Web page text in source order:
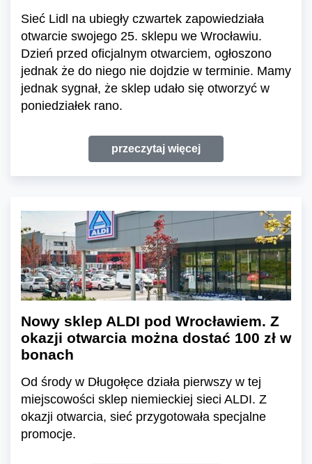
Sieć Lidl na ubiegły czwartek zapowiedziała
otwarcie swojego 25. sklepu we Wrocławiu.
Dzień przed oficjalnym otwarciem, ogłoszono
jednak że do niego nie dojdzie w terminie. Mamy
jednak sygnał, że sklep udało się otworzyć w
poniedziałek rano.
przeczytaj więcej
Nowy sklep ALDI pod Wrocławiem. Z
okazji otwarcia można dostać 100 zł w
bonach
Od środy w Długołęce działa pierwszy w tej
miejscowości sklep niemieckiej sieci ALDI. Z
okazji otwarcia, sieć przygotowała specjalne
promocje.